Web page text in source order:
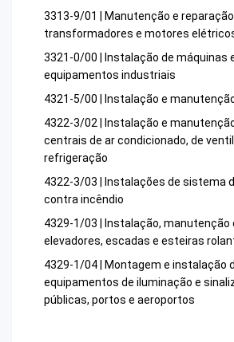
3313-9/01 | Manutenção e
transformadores e motores
3321-0/00 | Instalação de máquinas
equipamentos industriais
4321-5/00 | Instalação e
4322-3/02 | Instalação e
centrais de ar condicionado, de
refrigeração
4322-3/03 | Instalações de sistema
contra incêndio
4329-1/03 | Instalação, manutenção
elevadores, escadas e esteiras
4329-1/04 | Montagem e instalação
equipamentos de iluminação e
públicas, portos e aeroportos